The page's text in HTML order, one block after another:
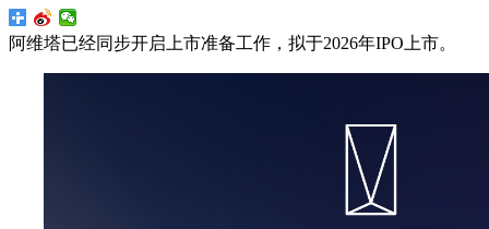
阿维塔已经同步开启上市准备工作，拟于2026年IPO上市。